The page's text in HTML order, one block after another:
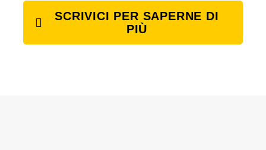
SCRIVICI PER SAPERNE DI
PIÙ